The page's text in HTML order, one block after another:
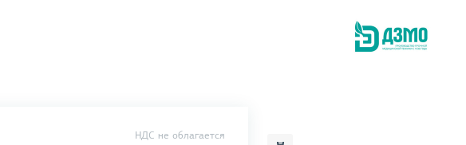
НДС не облагается